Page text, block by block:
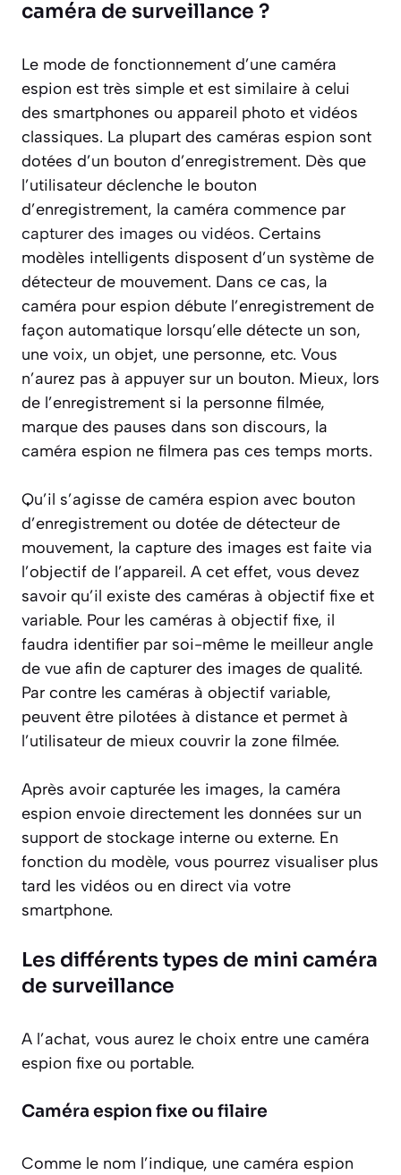
caméra de surveillance ?
Le mode de fonctionnement d’une caméra
espion est très simple et est similaire à celui
des smartphones ou appareil photo et vidéos
classiques. La plupart des caméras espion sont
dotées d’un bouton d’enregistrement. Dès que
l’utilisateur déclenche le bouton
d’enregistrement, la caméra commence par
capturer des images ou vidéos. Certains
modèles intelligents disposent d’un système de
détecteur de mouvement. Dans ce cas, la
caméra pour espion débute l’enregistrement de
façon automatique lorsqu’elle détecte un son,
une voix, un objet, une personne, etc. Vous
n’aurez pas à appuyer sur un bouton. Mieux, lors
de l’enregistrement si la personne filmée,
marque des pauses dans son discours, la
caméra espion ne filmera pas ces temps morts.
Qu’il s’agisse de caméra espion avec bouton
d’enregistrement ou dotée de détecteur de
mouvement, la capture des images est faite via
l’objectif de l’appareil. A cet effet, vous devez
savoir qu’il existe des caméras à objectif fixe et
variable. Pour les caméras à objectif fixe, il
faudra identifier par soi-même le meilleur angle
de vue afin de capturer des images de qualité.
Par contre les caméras à objectif variable,
peuvent être pilotées à distance et permet à
l’utilisateur de mieux couvrir la zone filmée.
Après avoir capturée les images, la caméra
espion envoie directement les données sur un
support de stockage interne ou externe. En
fonction du modèle, vous pourrez visualiser plus
tard les vidéos ou en direct via votre
smartphone.
Les différents types de mini caméra
de surveillance
A l’achat, vous aurez le choix entre une caméra
espion fixe ou portable.
Caméra espion fixe ou filaire
Comme le nom l’indique, une caméra espion